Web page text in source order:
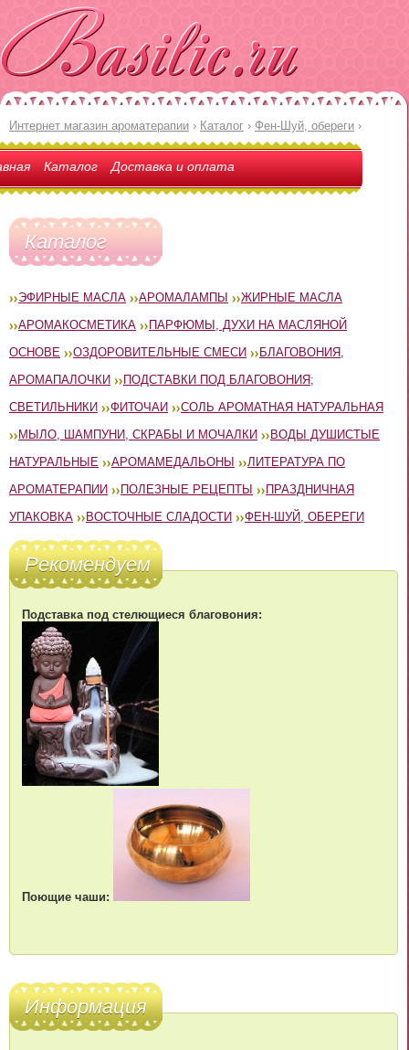
Интернет магазин ароматерапии › Каталог › Фен-Шуй, обереги ›
Каталог Доставка и оплата
Каталог
ЭФИРНЫЕ МАСЛА АРОМАЛАМПЫ
ЖИРНЫЕ МАСЛА
АРОМАКОСМЕТИКА
ПАРФЮМЫ, ДУХИ НА МАСЛЯНОЙ
ОСНОВЕ
ОЗДОРОВИТЕЛЬНЫЕ СМЕСИ
БЛАГОВОНИЯ,
АРОМАПАЛОЧКИ
ПОДСТАВКИ ПОД БЛАГОВОНИЯ;
СВЕТИЛЬНИКИ
ФИТОЧАИ
СОЛЬ АРОМАТНАЯ НАТУРАЛЬНАЯ
МЫЛО, ШАМПУНИ, СКРАБЫ И МОЧАЛКИ
ВОДЫ ДУШИСТЫЕ
НАТУРАЛЬНЫЕ
АРОМАМЕДАЛЬОНЫ
ЛИТЕРАТУРА ПО
АРОМАТЕРАПИИ
ПОЛЕЗНЫЕ РЕЦЕПТЫ
ПРАЗДНИЧНАЯ
УПАКОВКА
ВОСТОЧНЫЕ СЛАДОСТИ ФЕН-ШУЙ, ОБЕРЕГИ
Рекомендуем
Подставка под стелющиеся благовония:
Поющие чаши:
Информация